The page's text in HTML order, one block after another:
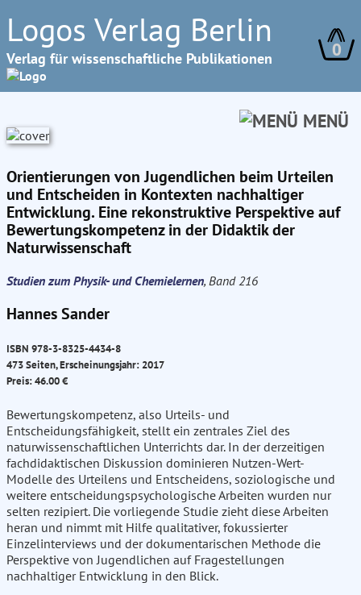
Logos Verlag Berlin
Verlag für wissenschaftliche Publikationen 0
MENÜ
Orientierungen von Jugendlichen beim Urteilen
und Entscheiden in Kontexten nachhaltiger
Entwicklung. Eine rekonstruktive Perspektive auf
Bewertungskompetenz in der Didaktik der
Naturwissenschaft
Studien zum Physik- und Chemielernen, Band 216
Hannes Sander
ISBN 978-3-8325-4434-8
473 Seiten, Erscheinungsjahr: 2017
Preis: 46.00 €
Bewertungskompetenz, also Urteils- und
Entscheidungsfähigkeit, stellt ein zentrales Ziel des
naturwissenschaftlichen Unterrichts dar. In der derzeitigen
fachdidaktischen Diskussion dominieren Nutzen-Wert-
Modelle des Urteilens und Entscheidens, soziologische und
weitere entscheidungspsychologische Arbeiten wurden nur
selten rezipiert. Die vorliegende Studie zieht diese Arbeiten
heran und nimmt mit Hilfe qualitativer, fokussierter
Einzelinterviews und der dokumentarischen Methode die
Perspektive von Jugendlichen auf Fragestellungen
nachhaltiger Entwicklung in den Blick.